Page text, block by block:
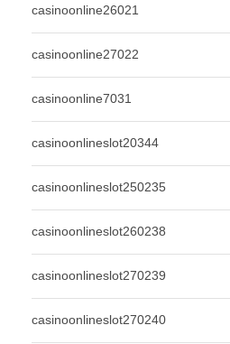
casinoonline26021
casinoonline27022
casinoonline7031
casinoonlineslot20344
casinoonlineslot250235
casinoonlineslot260238
casinoonlineslot270239
casinoonlineslot270240